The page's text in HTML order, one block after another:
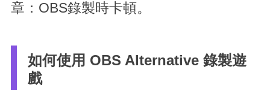
章：OBS錄製時卡頓。
如何使用 OBS Alternative 錄製遊
戲